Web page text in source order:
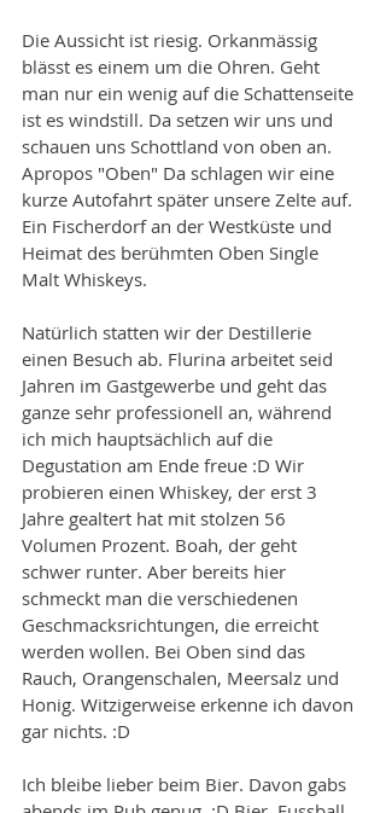
Die Aussicht ist riesig. Orkanmässig
blässt es einem um die Ohren. Geht
man nur ein wenig auf die Schattenseite
ist es windstill. Da setzen wir uns und
schauen uns Schottland von oben an.
Apropos "Oben" Da schlagen wir eine
kurze Autofahrt später unsere Zelte auf.
Ein Fischerdorf an der Westküste und
Heimat des berühmten Oben Single
Malt Whiskeys.
Natürlich statten wir der Destillerie
einen Besuch ab. Flurina arbeitet seid
Jahren im Gastgewerbe und geht das
ganze sehr professionell an, während
ich mich hauptsächlich auf die
Degustation am Ende freue :D Wir
probieren einen Whiskey, der erst 3
Jahre gealtert hat mit stolzen 56
Volumen Prozent. Boah, der geht
schwer runter. Aber bereits hier
schmeckt man die verschiedenen
Geschmacksrichtungen, die erreicht
werden wollen. Bei Oben sind das
Rauch, Orangenschalen, Meersalz und
Honig. Witzigerweise erkenne ich davon
gar nichts. :D
Ich bleibe lieber beim Bier. Davon gabs